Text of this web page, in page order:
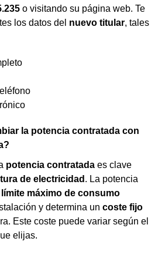
o visitando su página web. Te
los datos del nuevo titular, tales
la potencia contratada con
potencia contratada es clave
de electricidad . La potencia
límite máximo de consumo
y determina un coste fijo
Este coste puede variar según el
elijas.